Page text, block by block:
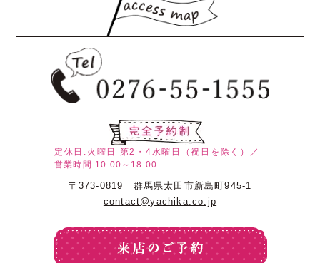
定休日:火曜日
第2・4水曜日（祝日を除く）／
営業時間:10:00～18:00
〒373-0819 群馬県太田市新島町945-1
contact@yachika.co.jp